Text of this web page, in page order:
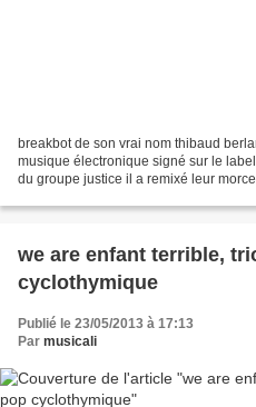
breakbot de son vrai nom thibaud
musique électronique signé sur le
du groupe justice il a remixé leur
we are enfant terrible,
cyclothymique
Publié le 23/05/2013 à 17:13
Par musicali